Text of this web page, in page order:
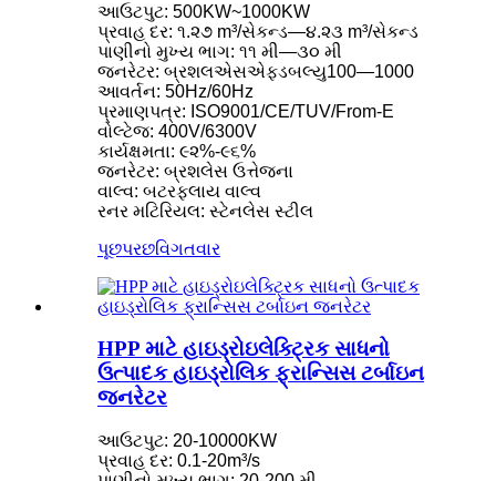
આઉટપુટ: 500KW~1000KW
પ્રવાહ દર: ૧.૨૭ m³/સેકન્ડ—૪.૨૩ m³/સેકન્ડ
પાણીનો મુખ્ય ભાગ: ૧૧ મી—૩૦ મી
જનરેટર: બ્રશલએસએફડબલ્યુ100—1000
આવર્તન: 50Hz/60Hz
પ્રમાણપત્ર: ISO9001/CE/TUV/From-E
વોલ્ટેજ: 400V/6300V
કાર્યક્ષમતા: ૯૨%-૯૬%
જનરેટર: બ્રશલેસ ઉત્તેજના
વાલ્વ: બટરફ્લાય વાલ્વ
રનર મટિરિયલ: સ્ટેનલેસ સ્ટીલ
પૂછપરછવિગતવાર
HPP માટે હાઇડ્રોઇલેક્ટ્રિક સાધનો
ઉત્પાદક હાઇડ્રોલિક ફ્રાન્સિસ ટર્બાઇન
જનરેટર
આઉટપુટ: 20-10000KW
પ્રવાહ દર: 0.1-20m³/s